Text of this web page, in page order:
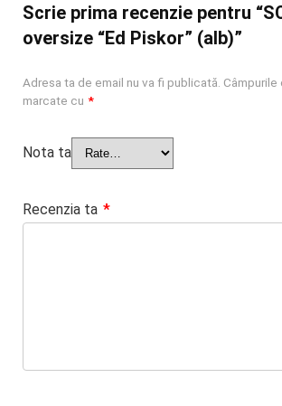
Scrie prima recenzie pentru
oversize “Ed Piskor” (alb)”
Adresa ta de email nu va fi publicată.
marcate cu *
Nota ta
Recenzia ta *